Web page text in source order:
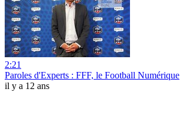
2:21
Paroles d'Experts : FFF, le Football Numérique
il y a 12 ans